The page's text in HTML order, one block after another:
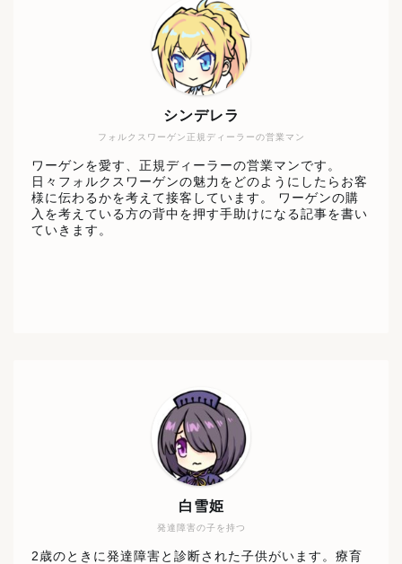
フォルクスワーゲン正規ディーラーの営業マン
シンデレラ
ワーゲンを愛す、正規ディーラーの営業マンです。
日々フォルクスワーゲンの魅力をどのようにしたらお客
様に伝わるかを考えて接客しています。 ワーゲンの購
入を考えている方の背中を押す手助けになる記事を書い
ていきます。
発達障害の子を持つ
白雪姫
2歳のときに発達障害と診断された子供がいます。療育